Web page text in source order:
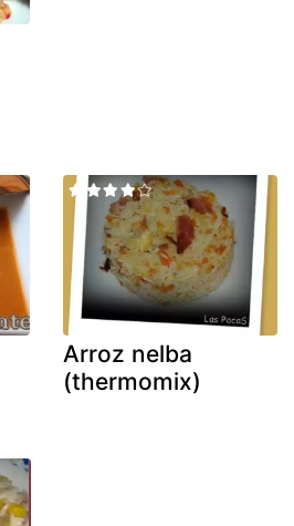
Arroz nelba
(thermomix)